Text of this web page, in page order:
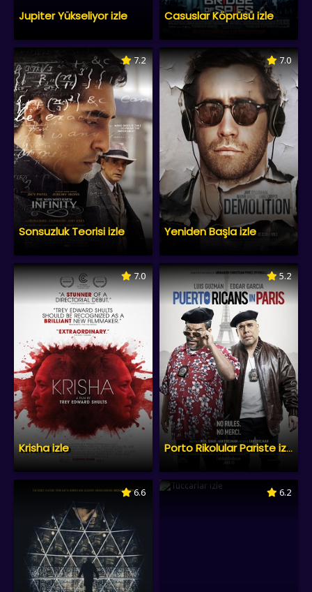
Jupiter Yükseliyor izle Casuslar Köprüsü izle
7.2
Sonsuzluk Teorisi izle
7.0
Yeniden Başla izle
7.0
Krisha izle
5.2
Porto Rikolular Pariste izle
6.6 6.2